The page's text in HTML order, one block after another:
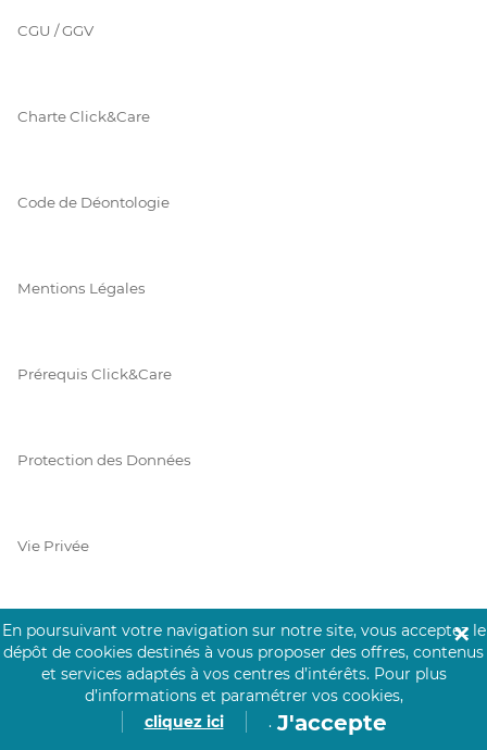
CGU / GGV
Charte Click&Care
Code de Déontologie
Mentions Légales
Prérequis Click&Care
Protection des Données
Vie Privée
PAIEMENT SÉCURISÉ
La collecte de vos informations de carte bancaire est cryptée
et assurée par Mangopay, société dûment agréée auprès de la
Banque de France.
En poursuivant votre navigation sur notre site, vous acceptez le
dépôt de cookies destinés à vous proposer des offres, contenus
et services adaptés à vos centres d’intérêts. Pour plus
d’informations et paramétrer vos cookies,
cliquez ici
. J'accepte
✕